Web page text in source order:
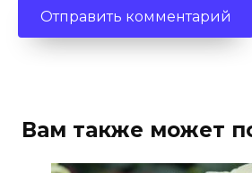
Вам также может